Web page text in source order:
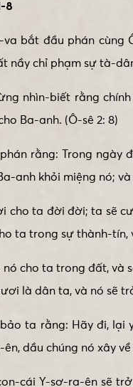
8
va bắt đầu phán cùng
nầy chỉ phạm sự tà-
nhìn-biết rằng
Ba-anh. (Ô-sê 2: 8)
rằng: Trong ngày
anh khỏi miệng nó;
cho ta đời đời; ta sẽ
ta trong sự thành-tín,
cho ta trong đất, và
là dân ta, và nó sẽ
ta rằng: Hãy đi, lại
dầu chúng nó xây
cái Y-sơ-ra-ên sẽ